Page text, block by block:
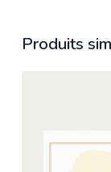
Produits